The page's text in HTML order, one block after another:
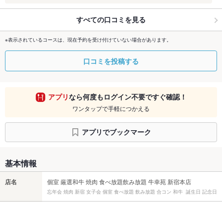
すべての口コミを見る
※表示されているコースは、現在予約を受け付けていない場合があります。
口コミを投稿する
アプリなら何度もログイン不要ですぐ確認！
ワンタップで手軽につかえる
アプリでブックマーク
基本情報
店名 個室 厳選和牛 焼肉 食べ放題飲み放題 牛幸苑 新宿本店
忘年会 焼肉 新宿 女子会 個室 食べ放題 飲み放題 合コン 和牛 誕生日 記念日